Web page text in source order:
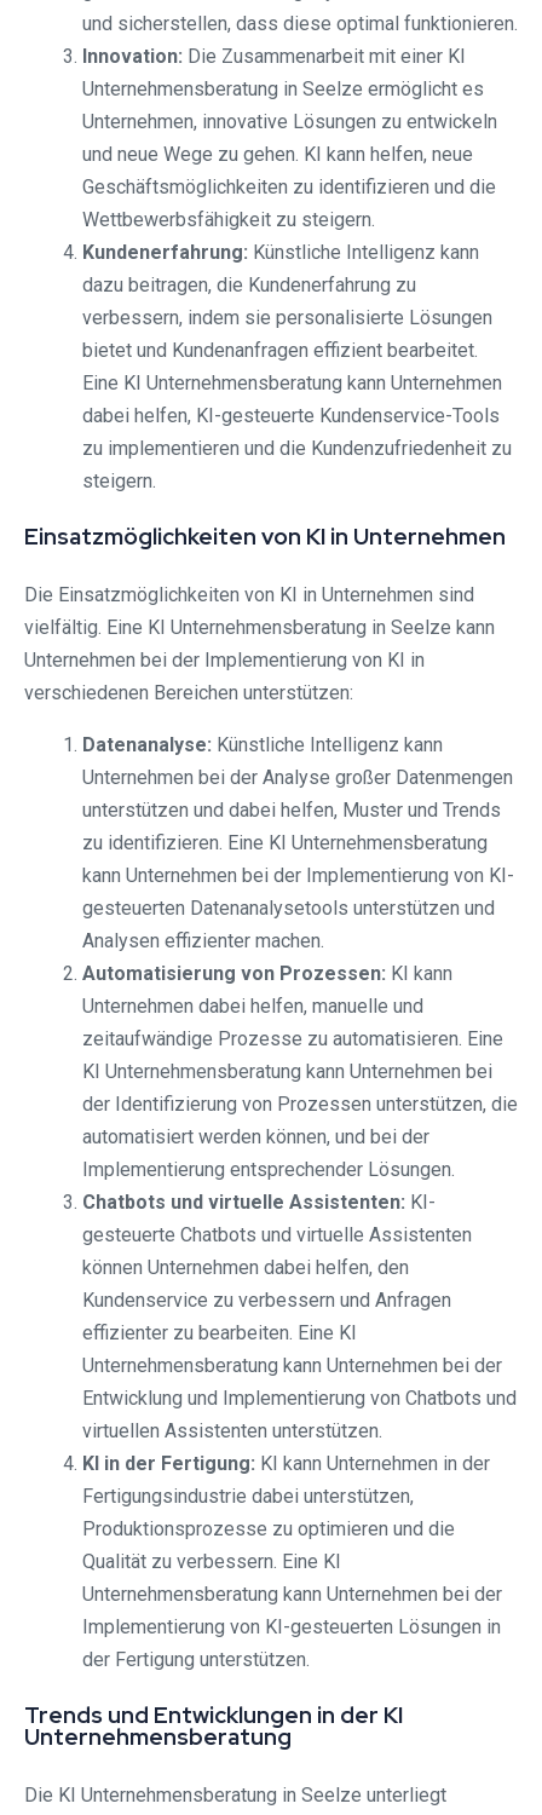
und sicherstellen, dass diese optimal funktionieren.
Innovation: Die Zusammenarbeit mit einer KI
Unternehmensberatung in Seelze ermöglicht es
Unternehmen, innovative Lösungen zu entwickeln
und neue Wege zu gehen. KI kann helfen, neue
Geschäftsmöglichkeiten zu identifizieren und die
Wettbewerbsfähigkeit zu steigern.
Kundenerfahrung: Künstliche Intelligenz kann
dazu beitragen, die Kundenerfahrung zu
verbessern, indem sie personalisierte Lösungen
bietet und Kundenanfragen effizient bearbeitet.
Eine KI Unternehmensberatung kann Unternehmen
dabei helfen, KI-gesteuerte Kundenservice-Tools
zu implementieren und die Kundenzufriedenheit zu
steigern.
Einsatzmöglichkeiten von KI in Unternehmen
Die Einsatzmöglichkeiten von KI in Unternehmen sind
vielfältig. Eine KI Unternehmensberatung in Seelze kann
Unternehmen bei der Implementierung von KI in
verschiedenen Bereichen unterstützen:
Datenanalyse: Künstliche Intelligenz kann
Unternehmen bei der Analyse großer Datenmengen
unterstützen und dabei helfen, Muster und Trends
zu identifizieren. Eine KI Unternehmensberatung
kann Unternehmen bei der Implementierung von KI-
gesteuerten Datenanalysetools unterstützen und
Analysen effizienter machen.
Automatisierung von Prozessen: KI kann
Unternehmen dabei helfen, manuelle und
zeitaufwändige Prozesse zu automatisieren. Eine
KI Unternehmensberatung kann Unternehmen bei
der Identifizierung von Prozessen unterstützen, die
automatisiert werden können, und bei der
Implementierung entsprechender Lösungen.
Chatbots und virtuelle Assistenten: KI-
gesteuerte Chatbots und virtuelle Assistenten
können Unternehmen dabei helfen, den
Kundenservice zu verbessern und Anfragen
effizienter zu bearbeiten. Eine KI
Unternehmensberatung kann Unternehmen bei der
Entwicklung und Implementierung von Chatbots und
virtuellen Assistenten unterstützen.
KI in der Fertigung: KI kann Unternehmen in der
Fertigungsindustrie dabei unterstützen,
Produktionsprozesse zu optimieren und die
Qualität zu verbessern. Eine KI
Unternehmensberatung kann Unternehmen bei der
Implementierung von KI-gesteuerten Lösungen in
der Fertigung unterstützen.
Trends und Entwicklungen in der KI
Unternehmensberatung
Die KI Unternehmensberatung in Seelze unterliegt